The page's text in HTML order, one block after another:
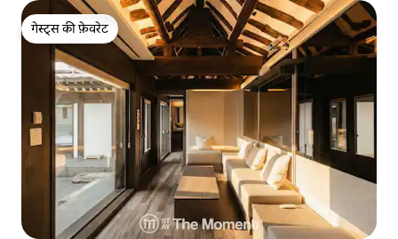
गेस्ट्स की फ़ेवरेट
गेस्ट्स की फ़ेवरेट